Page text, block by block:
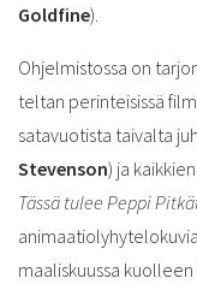
Goldfine).
Ohjelmistossa on
teltan perinteisissä
satavuotista taivalta
Stevenson) ja
Tässä tulee Peppi
maaliskuussa kuolleen